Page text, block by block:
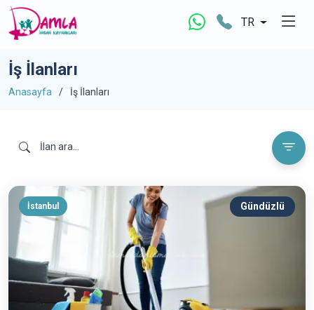
TR
İş İlanları
Anasayfa İş İlanları
İstanbul Gündüzlü